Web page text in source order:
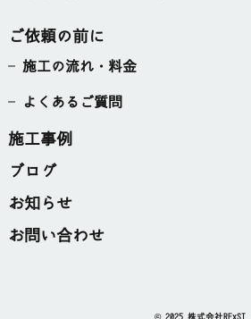
ご依頼の前に
施工の流れ・料金
よくあるご質問
施工事例
ブログ
お知らせ
お問い合わせ
© 2025 株式会社RExST